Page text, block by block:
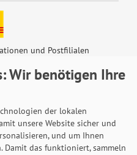
und Postfilialen
über Paypal
Wir benötigen Ihre
der lokalen
unsere Website sicher und
und um Ihnen
Damit das funktioniert, sammeln